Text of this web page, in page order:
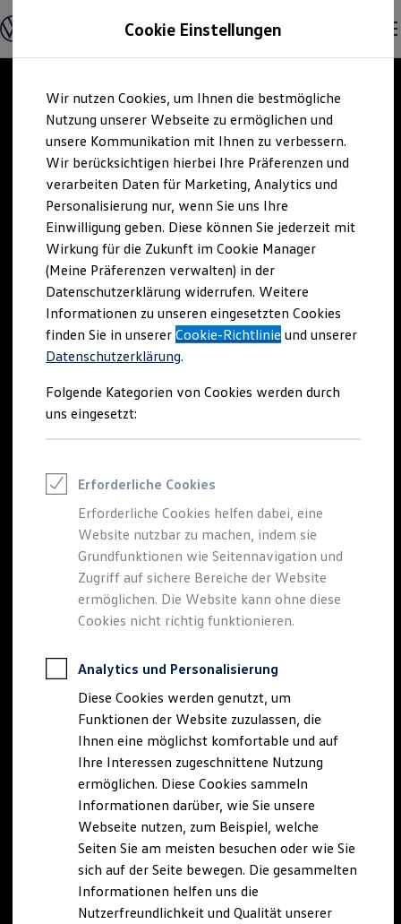
Hauptinhalt
springen
Footer
springen
Offene Stellen entdecken
Einstiegsmöglichkeiten
Schüler
Schülerpraktikum
Schüler Ferienjobs
Einstiegsqualifizierung
Studenten
Praktikum
Abschlussarbeit
Master-Stipendium
Auslandspraktikum
Jobs in Semesterferien
Werkstudentin / Werkstudent
Absolventen
StartUp Direct
Doktorandenprogramm
Volontariat
Berufserfahrene
Direkteinstieg
Jobs in der Volkswagen Group
Jobs in Produktion und Logistik
Talentpool für Fach- und Führungsexpertinnen
Arbeiten bei VW
Was uns ausmacht
Wir bei Volkswagen
Onboarding und Einarbeitung
Unternehmensbereiche
Standorte
Verhaltensgrundsätze
Karriere Magazin
Talentpool
Deine Bewerbung
Onlinebewerbung: So geht's
Bewerbungstipps
Eine Absage - was nun?
Anreise zu Interview oder AC
Kontakt und Hilfe
Barrierefrei bewerben
Triff unsere Recruiter
Events
Cookie Einstellungen
Wir nutzen Cookies, um Ihnen die bestmögliche
Nutzung unserer Webseite zu ermöglichen und
unsere Kommunikation mit Ihnen zu verbessern.
Wir berücksichtigen hierbei Ihre Präferenzen und
verarbeiten Daten für Marketing, Analytics und
Personalisierung nur, wenn Sie uns Ihre
Einwilligung geben. Diese können Sie jederzeit mit
Wirkung für die Zukunft im Cookie Manager
(Meine Präferenzen verwalten) in der
Datenschutzerklärung widerrufen. Weitere
Informationen zu unseren eingesetzten Cookies
finden Sie in unsererCookie-Richtlinie und unserer
Datenschutzerklärung.
Folgende Kategorien von Cookies werden durch
uns eingesetzt:
Erforderliche Cookies
Erforderliche Cookies helfen dabei, eine
Website nutzbar zu machen, indem sie
Grundfunktionen wie Seitennavigation und
Zugriff auf sichere Bereiche der Website
ermöglichen. Die Website kann ohne diese
Cookies nicht richtig funktionieren.
Analytics und Personalisierung
Diese Cookies werden genutzt, um
Funktionen der Website zuzulassen, die
Ihnen eine möglichst komfortable und auf
Ihre Interessen zugeschnittene Nutzung
ermöglichen. Diese Cookies sammeln
Informationen darüber, wie Sie unsere
Webseite nutzen, zum Beispiel, welche
Seiten Sie am meisten besuchen oder wie Sie
sich auf der Seite bewegen. Die gesammelten
Informationen helfen uns die
Nutzerfreundlichkeit und Qualität unserer